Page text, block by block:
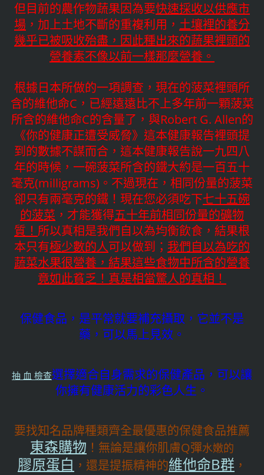
但目前的農作物蔬果因為要快速採收以供應市
場 ，加上土地不斷的重複利用， 土壤裡的養分
幾乎已被吸收殆盡，因此種出來的蔬果裡頭的
營養素不像以前一樣那麼營養。
根據日本所做的一項調查，現在的菠菜裡頭所
含的維他命C，已經遠遠比不上多年前一顆菠菜
所含的維他命C的含量了，與Robert G. Allen的
《你的健康正遭受威脅》這本健康報告裡頭提
到的數據不謀而合，這本健康報告說一九四八
年的時候，一碗菠菜所含的鐵大約是一百五十
毫克(milligrams)。不過現在，相同份量的菠菜
卻只有兩毫克的鐵！現在您必須吃下七十五碗
的菠菜 ，才能獲得五十年前相同份量的礦物
質！ 所以真相是我們自以為均衡飲食，結果根
本只有極少數的人可以做到； 我們自以為吃的
蔬菜水果很營養，結果這些食物中所含的營養
竟如此貧乏！真是相當驚人的真相！
保健食品，是平常就要補充攝取，它並不是
藥，可以馬上見效。
抽 血 檢查選擇適合自身需求的保健產品，可以讓
你擁有健康活力的彩色人生。
要找知名品牌種類齊全最優惠的保健食品推薦
東森購物 ！無論是讓你肌膚Q彈水嫩的
膠原蛋白 ，還是提振精神的維他命B群 ，